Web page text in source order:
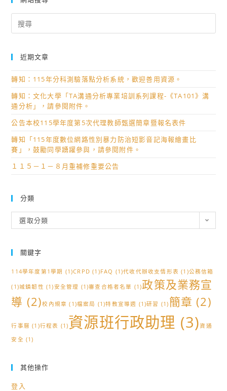
for:
近期文章
轉知：115年分科測驗落點分析系統，歡迎善用資源。
轉知：文化大學「TA溝通分析專業培訓系列課程-《TA101》溝
通分析」，請參閱附件。
公告本校115學年度第5次代理教師甄選簡章暨報名表件
轉知「115年度數位網路性別暴力防治短影音記海報繪畫比
賽」，鼓勵同學踴躍參與，請參閱附件。
１１５－１－８月重補修重要公告
分類
類
選取分類
關鍵字
114學年度第1學期 (1)CRPD (1)FAQ (1)代收代辦收支情形表 (1)公務信箱
(1)城鎮韌性 (1)安全管理 (1)審查合格者名單 (1)政策及業務宣
導 (2)校內規章 (1)檔案局 (1)特教宣導週 (1)研習 (1) 簡章 (2)
行事曆 (1)行程表 (1)資源班行政助理 (3)資通
安全 (1)
其他操作
登入